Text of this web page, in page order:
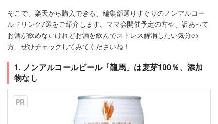
そこで、楽天から購入できる、編集部選りすぐりのノンアルコー
ルドリンク7選をご紹介します。ママ会開催予定の方や、訳あって
お酒が飲めないけれどお酒を飲んでストレス解消したい気分の
方、ぜひチェックしてみてくださいね！
1. ノンアルコールビール「龍馬」は麦芽100％、添加
物なし
PR